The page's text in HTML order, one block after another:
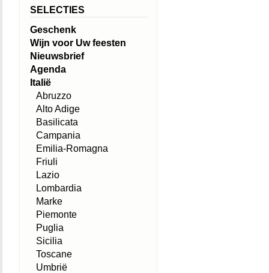
SELECTIES
Geschenk
Wijn voor Uw feesten
Nieuwsbrief
Agenda
Italië
Abruzzo
Alto Adige
Basilicata
Campania
Emilia-Romagna
Friuli
Lazio
Lombardia
Marke
Piemonte
Puglia
Sicilia
Toscane
Umbrië